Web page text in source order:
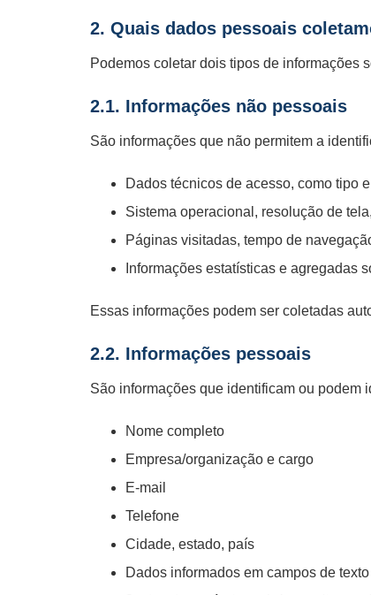
2. Quais dados pessoais
Podemos coletar dois tipos de informações
2.1. Informações não pessoais
São informações que não permitem a
Dados técnicos de acesso, como tipo
Sistema operacional, resolução de
Páginas visitadas, tempo de
Informações estatísticas e agregadas
Essas informações podem ser coletadas
2.2. Informações pessoais
São informações que identificam ou podem
Nome completo
Empresa/organização e cargo
E-mail
Telefone
Cidade, estado, país
Dados informados em campos de texto